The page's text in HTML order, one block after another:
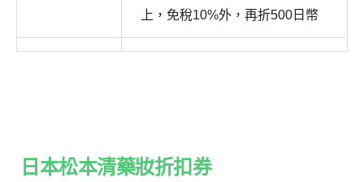
上，免稅10%外，再折500日幣
日本松本清藥妝折扣券